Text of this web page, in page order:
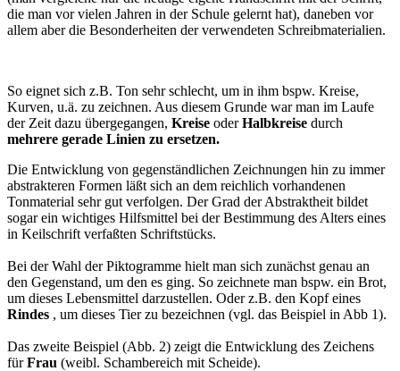
die man vor vielen Jahren in der Schule gelernt hat), daneben vor
allem aber die Besonderheiten der verwendeten Schreibmaterialien.
So eignet sich z.B. Ton sehr schlecht, um in ihm bspw. Kreise,
Kurven, u.ä. zu zeichnen. Aus diesem Grunde war man im Laufe
der Zeit dazu übergegangen, Kreise oderHalbkreise durch
mehrere gerade Linien zu ersetzen.
Die Entwicklung von gegenständlichen Zeichnungen hin zu immer
abstrakteren Formen läßt sich an dem reichlich vorhandenen
Tonmaterial sehr gut verfolgen. Der Grad der Abstraktheit bildet
sogar ein wichtiges Hilfsmittel bei der Bestimmung des Alters eines
in Keilschrift verfaßten Schriftstücks.
Bei der Wahl der Piktogramme hielt man sich zunächst genau an
den Gegenstand, um den es ging. So zeichnete man bspw. ein Brot,
um dieses Lebensmittel darzustellen. Oder z.B. den Kopf eines
Rindes , um dieses Tier zu bezeichnen (vgl. das Beispiel in Abb 1).
Das zweite Beispiel (Abb. 2) zeigt die Entwicklung des Zeichens
fürFrau (weibl. Schambereich mit Scheide).